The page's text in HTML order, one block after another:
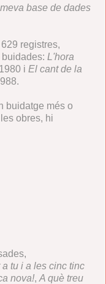
base de dades
registres,
L'hora
i El cant de la
buidatge més o
obres, hi
tu i a les cinc tinc
nova!, A què treu